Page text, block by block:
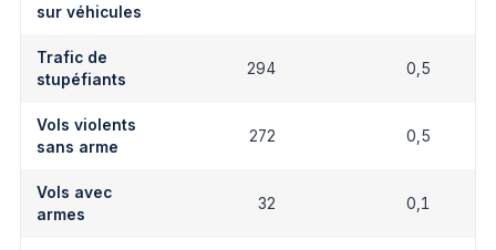
sur véhicules
Trafic de
stupéfiants
294 0,5
Vols violents
sans arme
272 0,5
Vols avec
armes
32 0,1